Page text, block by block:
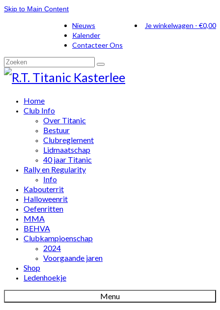
Skip to Main Content
Nieuws
Kalender
Contacteer Ons
Je winkelwagen - €0,00
Zoeken
naar:
Home
Club Info
Over Titanic
Bestuur
Clubreglement
Lidmaatschap
40 jaar Titanic
Rally en Regularity
Info
Kabouterrit
Halloweenrit
Oefenritten
MMA
BEHVA
Clubkampioenschap
2024
Voorgaande jaren
Shop
Ledenhoekje
Menu